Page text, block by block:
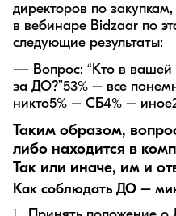
директоров по
в вебинаре Bidzaar по
следующие результаты:
— Вопрос: “Кто в вашей
за ДО?”53% – все
никто5% – СБ4% –
Таким образом,
либо находится в
Так или иначе, им и
Как соблюдать ДО –